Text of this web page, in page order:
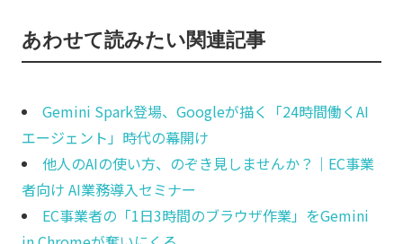
あわせて読みたい関連記事
Gemini Spark登場、Googleが描く「24時間働くAI
エージェント」時代の幕開け
他人のAIの使い方、のぞき見しませんか？｜EC事業
者向け AI業務導入セミナー
EC事業者の「1日3時間のブラウザ作業」をGemini